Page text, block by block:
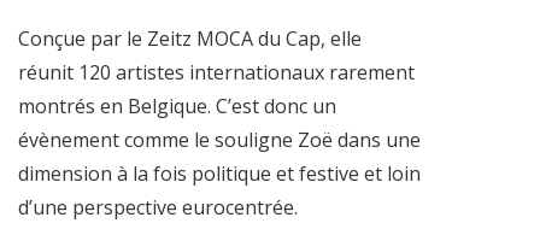
Conçue par le Zeitz MOCA du Cap, elle
réunit 120 artistes internationaux rarement
montrés en Belgique. C’est donc un
évènement comme le souligne Zoë dans une
dimension à la fois politique et festive et loin
d’une perspective eurocentrée.